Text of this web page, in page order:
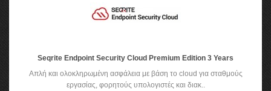
Seqrite Endpoint Security Cloud Premium Edition 3 Years
Απλή και ολοκληρωμένη ασφάλεια με βάση το cloud για σταθμούς
εργασίας, φορητούς υπολογιστές και διακ..